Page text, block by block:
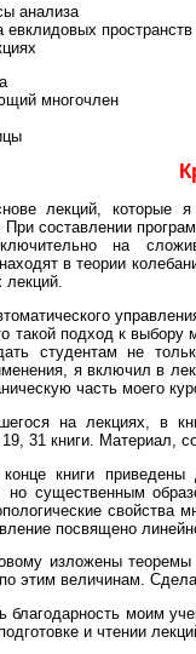
анализа
евклидовых пространств
многочлен
лекций, которые я
При составлении
на
в теории
лекций.
такой подход к
студентам не
я включил в
часть моего
на лекциях, в
31 книги. Материал,
книги приведены
но существенным
свойства
посвящено
изложены теоремы
этим величинам.
благодарность моим
и чтении